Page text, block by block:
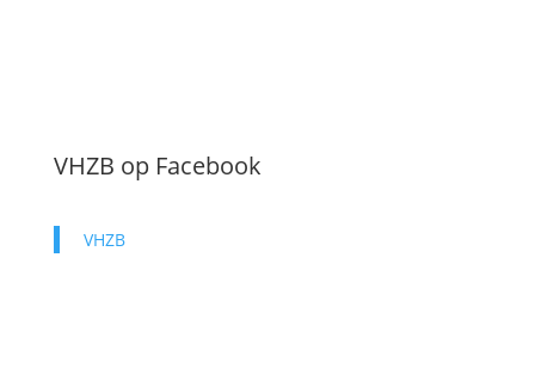
VHZB op Facebook
VHZB